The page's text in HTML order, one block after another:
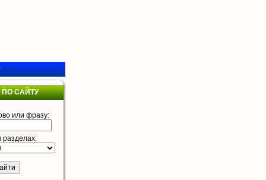
САЙТУ
или фразу:
разделах: